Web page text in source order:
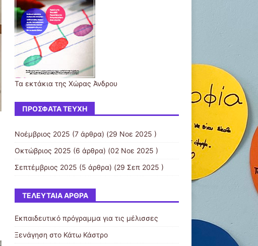
Τα εκτάκια της Χώρας Άνδρου
ΠΡΌΣΦΑΤΑ ΤΕΎΧΗ
Νοέμβριος 2025 (7 άρθρα) (29 Νοε 2025 )
Οκτώβριος 2025 (6 άρθρα) (02 Νοε 2025 )
Σεπτέμβριος 2025 (5 άρθρα) (29 Σεπ 2025 )
ΤΕΛΕΥΤΑΊΑ ΆΡΘΡΑ
Εκπαιδευτικό πρόγραμμα για τις μέλισσες
Ξενάγηση στο Κάτω Κάστρο